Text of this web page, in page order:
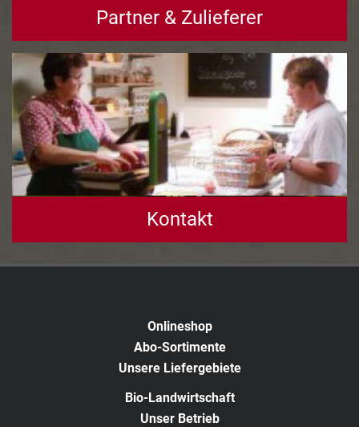
Partner & Zulieferer
Kontakt
Onlineshop
Abo-Sortimente
Unsere Liefergebiete
Bio-Landwirtschaft
Unser Betrieb